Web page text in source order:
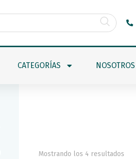
CATEGORÍAS NOSOTROS
Mostrando los 4 resultados